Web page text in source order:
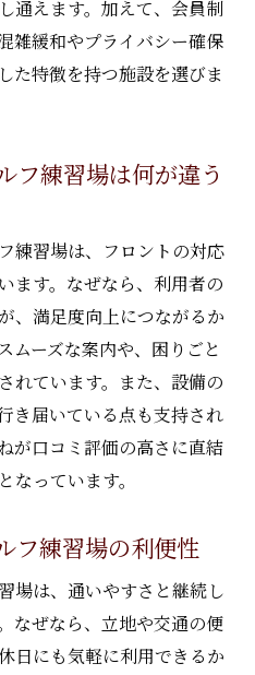
通えます。加えて、会員制
雑緩和やプライバシー確保
た特徴を持つ施設を選びま
フ練習場は何が違う
練習場は、フロントの対応
ます。なぜなら、利用者の
、満足度向上につながるか
ムーズな案内や、困りごと
れています。また、設備の
き届いている点も支持され
が口コミ評価の高さに直結
なっています。
フ練習場の利便性
場は、通いやすさと継続し
なぜなら、立地や交通の便
日にも気軽に利用できるか